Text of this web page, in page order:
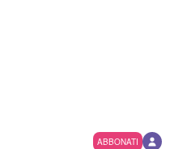
ABBONATI